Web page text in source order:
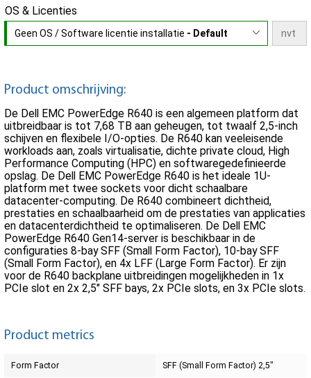
OS & Licenties
Geen OS / Software licentie installatie - Default
Product omschrijving:
De Dell EMC PowerEdge R640 is een algemeen platform dat
uitbreidbaar is tot 7,68 TB aan geheugen, tot twaalf 2,5-inch
schijven en flexibele I/O-opties. De R640 kan veeleisende
workloads aan, zoals virtualisatie, dichte private cloud, High
Performance Computing (HPC) en softwaregedefinieerde
opslag. De Dell EMC PowerEdge R640 is het ideale 1U-
platform met twee sockets voor dicht schaalbare
datacenter-computing. De R640 combineert dichtheid,
prestaties en schaalbaarheid om de prestaties van applicaties
en datacenterdichtheid te optimaliseren. De Dell EMC
PowerEdge R640 Gen14-server is beschikbaar in de
configuraties 8-bay SFF (Small Form Factor), 10-bay SFF
(Small Form Factor), en 4x LFF (Large Form Factor). Er zijn
voor de R640 backplane uitbreidingen mogelijkheden in 1x
PCIe slot en 2x 2,5" SFF bays, 2x PCIe slots, en 3x PCIe slots.
Product metrics
Form Factor SFF (Small Form Factor) 2,5"